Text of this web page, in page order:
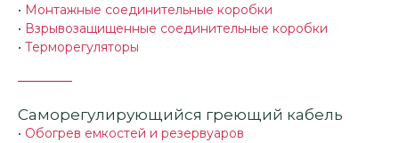
• Монтажные соединительные коробки
• Взрывозащищенные соединительные коробки
• Терморегуляторы
Саморегулирующийся греющий кабель
• Обогрев емкостей и резервуаров